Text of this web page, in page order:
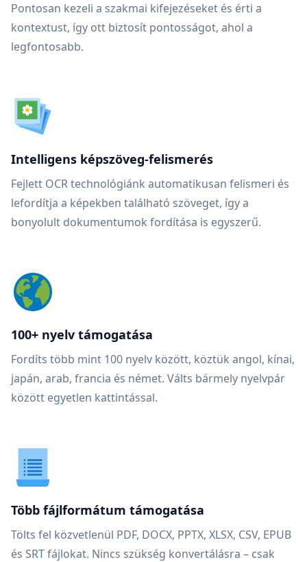
Pontosan kezeli a szakmai kifejezéseket és érti a
kontextust, így ott biztosít pontosságot, ahol a
legfontosabb.
Intelligens képszöveg-felismerés
Fejlett OCR technológiánk automatikusan felismeri és
lefordítja a képekben található szöveget, így a
bonyolult dokumentumok fordítása is egyszerű.
100+ nyelv támogatása
Fordíts több mint 100 nyelv között, köztük angol, kínai,
japán, arab, francia és német. Válts bármely nyelvpár
között egyetlen kattintással.
Több fájlformátum támogatása
Tölts fel közvetlenül PDF, DOCX, PPTX, XLSX, CSV, EPUB
és SRT fájlokat. Nincs szükség konvertálásra – csak